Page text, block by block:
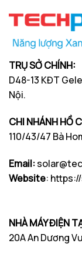
TRỤ SỞ CHÍNH:
D48-13 KĐT
Nội.
CHI NHÁNH HỒ
110/43/47 Bà
Email:
Website:
NHÀ MÁY ĐIỆN
20A An Dương